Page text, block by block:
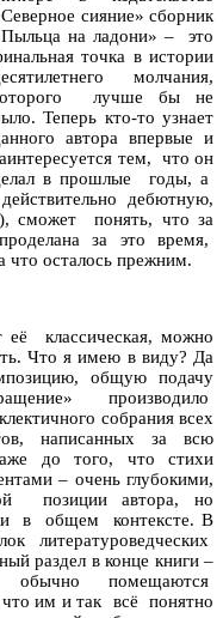
сияние» сборник
на ладони» – это
точка в истории
молчания,
лучше бы не
Теперь кто-то узнает
автора впервые и
тем, что он
в прошлые годы, а
дебютную,
сможет понять, что за
за это время,
что осталось прежним.
классическая, можно
Что я имею в виду? Да
общую подачу
производило
собрания всех
написанных за всю
до того, что стихи
– очень глубокими,
позиции автора, но
в общем контексте. В
литературоведческих
раздел в конце книги –
обычно помещаются
им и так всё понятно